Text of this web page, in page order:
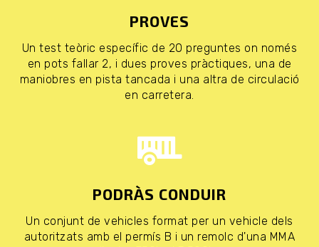
PROVES
Un test teòric específic de 20 preguntes on només
en pots fallar 2, i dues proves pràctiques, una de
maniobres en pista tancada i una altra de circulació
en carretera.
PODRÀS CONDUIR
Un conjunt de vehicles format per un vehicle dels
autoritzats amb el permís B i un remolc d'una MMA